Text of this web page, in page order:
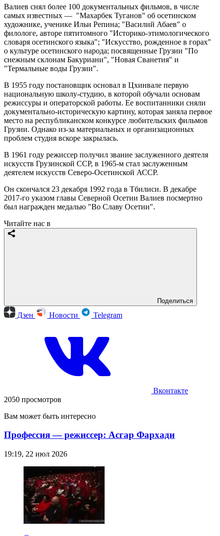
Валиев снял более 100 документальных фильмов, в числе
самых известных — "Махарбек Туганов" об осетинском
художнике, ученике Ильи Репина; "Василий Абаев" о
филологе, авторе пятитомного "Историко-этимологического
словаря осетинского языка"; "Искусство, рожденное в горах"
о культуре осетинского народа; посвященные Грузии "По
снежным склонам Бакуриани", "Новая Сванетия" и
"Термальные воды Грузии".
В 1955 году постановщик основал в Цхинвале первую
национальную школу-студию, в которой обучали основам
режиссуры и операторской работы. Ее воспитанники сняли
документально-историческую картину, которая заняла первое
место на республиканском конкурсе любительских фильмов
Грузии. Однако из-за материальных и организационных
проблем студия вскоре закрылась.
В 1961 году режиссер получил звание заслуженного деятеля
искусств Грузинской ССР, в 1965-м стал заслуженным
деятелем искусств Северо-Осетинской АССР.
Он скончался 23 декабря 1992 года в Тбилиси. В декабре
2017-го указом главы Северной Осетии Валиев посмертно
был награжден медалью "Во Славу Осетии".
Читайте нас в
Поделиться
Дзен Новости Telegram
Вконтакте
2050 просмотров
Вам может быть интересно
Профессия — режиссер: Асгар Фархади
19:19, 22 июл 2026